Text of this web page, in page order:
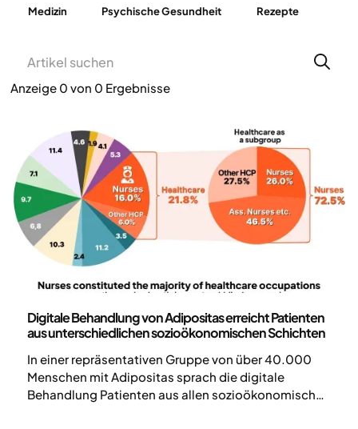
Medizin Psychische Gesundheit Rezepte
Anzeige 0 von 0 Ergebnisse
Digitale Behandlung von Adipositas erreicht Patienten
aus unterschiedlichen sozioökonomischen Schichten
In einer repräsentativen Gruppe von über 40.000
Menschen mit Adipositas sprach die digitale
Behandlung Patienten aus allen sozioökonomischen